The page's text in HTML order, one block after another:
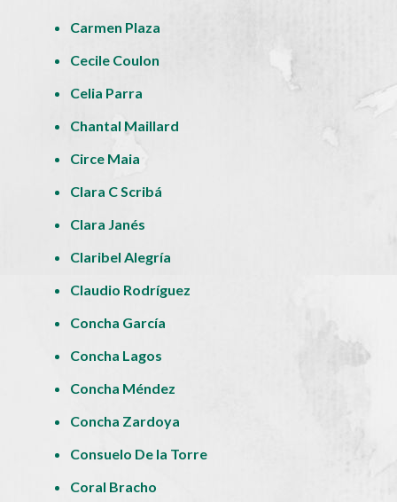
Carmen Plaza
Cecile Coulon
Celia Parra
Chantal Maillard
Circe Maia
Clara C Scribá
Clara Janés
Claribel Alegría
Claudio Rodríguez
Concha García
Concha Lagos
Concha Méndez
Concha Zardoya
Consuelo De la Torre
Coral Bracho